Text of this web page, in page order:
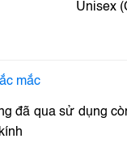
Unisex
mắc
đã qua sử dụng